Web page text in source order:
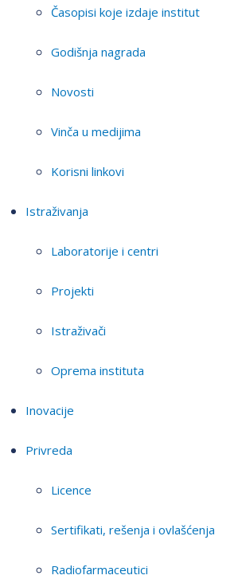
Časopisi koje izdaje institut
Godišnja nagrada
Novosti
Vinča u medijima
Korisni linkovi
Istraživanja
Laboratorije i centri
Projekti
Istraživači
Oprema instituta
Inovacije
Privreda
Licence
Sertifikati, rešenja i ovlašćenja
Radiofarmaceutici